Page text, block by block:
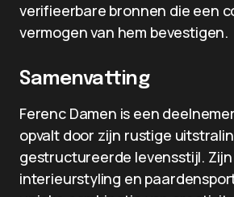
verifieerbare bronnen die een
vermogen van hem bevestigen.
Samenvatting
Ferenc Damen is een
opvalt door zijn rustige
gestructureerde levensstijl.
interieurstyling en